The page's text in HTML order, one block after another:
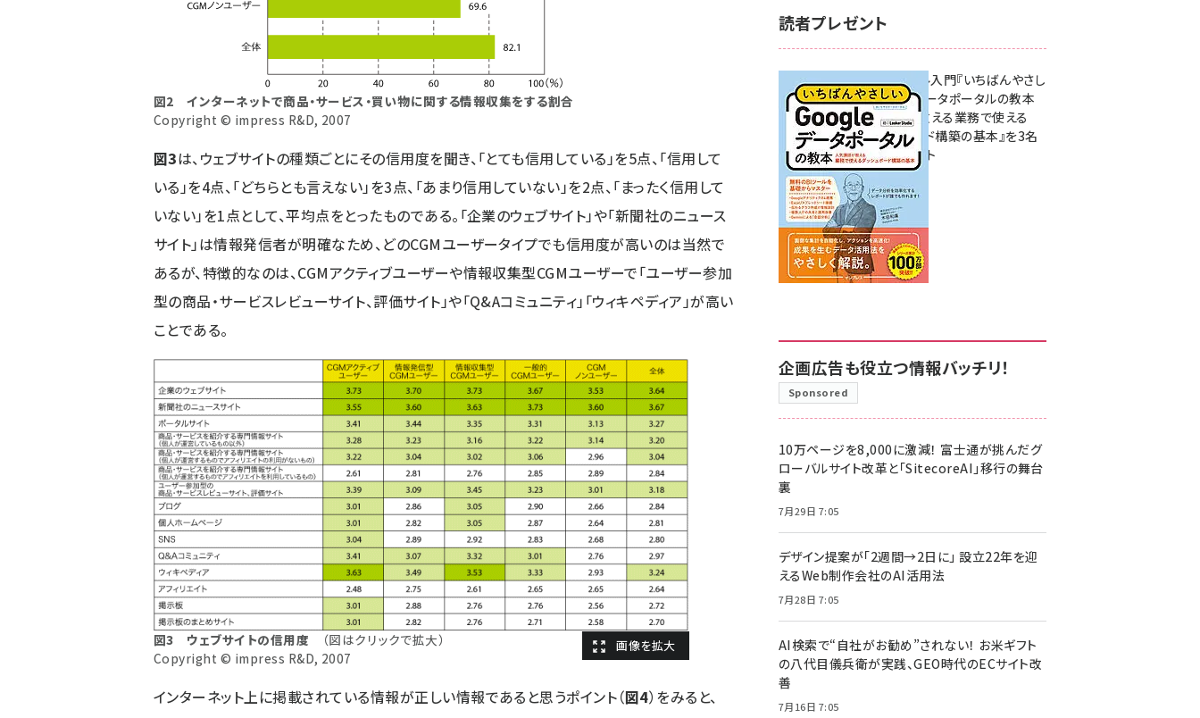
図2 インターネットで商品・サービス・買い物に関する情報収集をする割合
Copyright © impress R&D, 2007
図3は、ウェブサイトの種類ごとにその信用度を聞き、「とても信用している」を5点、「信用して
いる」を4点、「どちらとも言えない」を3点、「あまり信用していない」を2点、「まったく信用して
いない」を1点として、平均点をとったものである。「企業のウェブサイト」や「新聞社のニュース
サイト」は情報発信者が明確なため、どのCGMユーザータイプでも信用度が高いのは当然で
あるが、特徴的なのは、CGMアクティブユーザーや情報収集型CGMユーザーで「ユーザー参加
型の商品・サービスレビューサイト、評価サイト」や「Q&Aコミュニティ」「ウィキペディア」が高い
ことである。
図3 ウェブサイトの信用度
（図はクリックで拡大）
Copyright © impress R&D, 2007
インターネット上に掲載されている情報が正しい情報であると思うポイント（図4）をみると、
読者プレゼント
無料BIツール入門『いちばんやさし
いGoogleデータポータルの教本
人気講師が教える業務で使える
ダッシュボード構築の基本』を3名
様にプレゼント
7月31日 10:00
企画広告も役立つ情報バッチリ！
Sponsored
10万ページを8,000に激減！ 富士通が挑んだグ
ローバルサイト改革と「SitecoreAI」移行の舞台
裏
7月29日 7:05
デザイン提案が「2週間→2日に」 設立22年を迎
えるWeb制作会社のAI活用法
7月28日 7:05
AI検索で“自社がお勧め”されない！ お米ギフト
の八代目儀兵衛が実践、GEO時代のECサイト改
善
7月16日 7:05